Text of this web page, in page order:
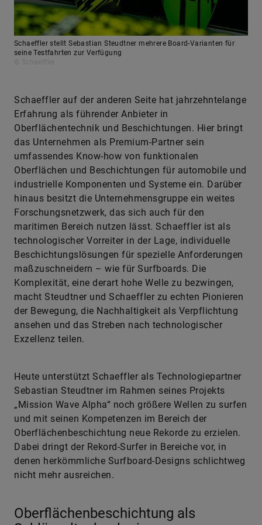
Schaeffler stellt Sebastian Steudtner mehrere Board-Varianten für
seine Testfahrten zur Verfügung
Schaeffler auf der anderen Seite hat jahrzehntelange
Erfahrung als führender Anbieter in
Oberflächentechnik und Beschichtungen. Hier bringt
das Unternehmen als Premium-Partner sein
umfassendes Know-how von funktionalen
Oberflächen und Beschichtungen für automobile und
industrielle Komponenten und Systeme ein. Darüber
hinaus besitzt die Unternehmensgruppe ein weites
Forschungsnetzwerk, das sich auch für den
maritimen Bereich nutzen lässt. Schaeffler ist als
technologischer Vorreiter in der Lage, individuelle
Beschichtungslösungen für spezielle Anforderungen
maßzuschneidern – wie für Surfboards. Die
Komplexität, eine derart hohe Welle zu bezwingen,
macht Steudtner und Schaeffler zu echten Pionieren
der Bewegung, die Nachhaltigkeit als Verpflichtung
ansehen und das Streben nach technologischer
Exzellenz teilen.
Heute unterstützt Schaeffler als Technologiepartner
Sebastian Steudtner im Rahmen seines Projekts
„Mission Wave Alpha“ noch größere Wellen zu surfen
und mit seinen Kompetenzen im Bereich der
Oberflächenbeschichtung neue Rekorde zu erzielen.
Dabei dringt der Rekord-Surfer in Bereiche vor, in
denen herkömmliche Surfboard-Designs schlichtweg
nicht mehr ausreichen.
Oberflächenbeschichtung als